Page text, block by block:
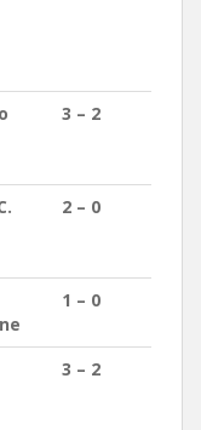
3 – 2
2 – 0
1 – 0
3 – 2